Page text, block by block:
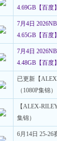
4.69GB【百度】
7月4日
4.65GB【百度】
7月4日
4.48GB【百度】
已更新【
（1080P集锦）
【ALEX-
集锦）
6月14日 25-26